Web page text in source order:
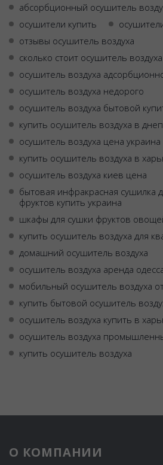
абсорбционный осушитель
осушители купить
отзывы осушитель воздуха
сколько стоит осушитель воздуха
осушитель воздуха
осушитель воздуха недорого
осушитель воздуха бытовой
купить осушитель воздуха в
осушитель воздуха цена украина
купить осушитель воздуха в
осушитель воздуха киев цена
бытовая инфракрасная сушилка
фруктов купить украина
шкафы для сушки фруктов
купить осушитель воздуха для
домашний осушитель воздуха
осушитель воздуха аренда
мобильный осушитель воздуха
купить бытовой осушитель
осушитель воздуха купить в
осушитель воздуха
купить осушитель воздуха
О КОМПАНИИ